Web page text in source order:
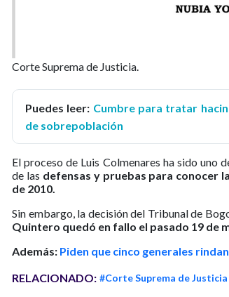
Corte Suprema de Justicia.
Puedes leer: Cumbre para tratar
de sobrepoblación
El proceso de Luis Colmenares ha sido uno
de las defensas y pruebas para conocer
de 2010.
Sin embargo, la decisión del Tribunal de
Quintero quedó en fallo el pasado 19 de
Además: Piden que cinco generales
RELACIONADO: #Corte Suprema de Justicia